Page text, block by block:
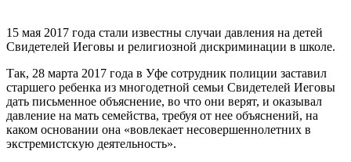
15 мая 2017 года стали известны случаи давления на детей
Свидетелей Иеговы и религиозной дискриминации в школе.
Так, 28 марта 2017 года в Уфе сотрудник полиции заставил
старшего ребенка из многодетной семьи Свидетелей Иеговы
дать письменное объяснение, во что они верят, и оказывал
давление на мать семейства, требуя от нее объяснений, на
каком основании она «вовлекает несовершеннолетних в
экстремистскую деятельность».